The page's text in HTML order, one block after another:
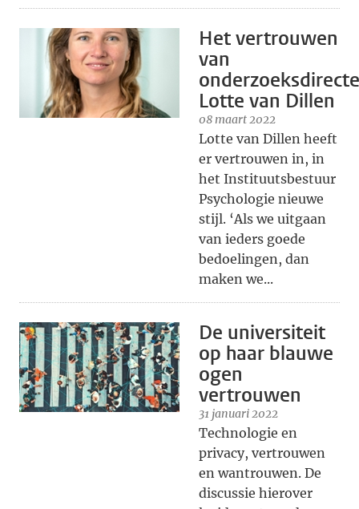
Het vertrouwen
van
Lotte van Dillen
08 maart 2022
Lotte van Dillen heeft
er vertrouwen in, in
het Instituutsbestuur
Psychologie nieuwe
stijl. ‘Als we uitgaan
van ieders goede
bedoelingen, dan
maken we...
De universiteit
op haar blauwe
ogen
vertrouwen
31 januari 2022
Technologie en
privacy, vertrouwen
en wantrouwen. De
discussie hierover